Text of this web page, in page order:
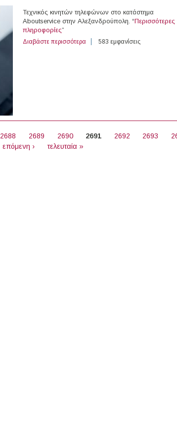
Τεχνικός κινητών τηλεφώνων στο κατάστημα
Aboutservice στην Αλεξανδρούπολη. “Περισσότερες
πληροφορίες”
Διαβάστε περισσότερα για Τεχνικός κινητών
583 εμφανίσεις
2688 2689 2690 2691 2692 2693
επόμενη › τελευταία »